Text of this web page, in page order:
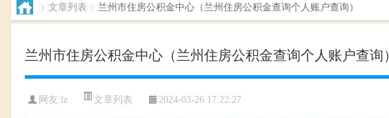
> 文章列表 > 兰州市住房公积金中心（兰州住房公积金查询个人账户查询）
兰州市住房公积金中心（兰州住房公积金查询个人账户查询）
网友:lz 文章列表 2024-03-26 17:22:27